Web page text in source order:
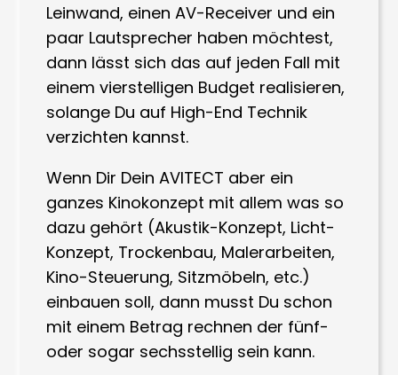
Leinwand, einen AV-Receiver und ein
paar Lautsprecher haben möchtest,
dann lässt sich das auf jeden Fall mit
einem vierstelligen Budget realisieren,
solange Du auf High-End Technik
verzichten kannst.
Wenn Dir Dein AVITECT aber ein
ganzes Kinokonzept mit allem was so
dazu gehört (Akustik-Konzept, Licht-
Konzept, Trockenbau, Malerarbeiten,
Kino-Steuerung, Sitzmöbeln, etc.)
einbauen soll, dann musst Du schon
mit einem Betrag rechnen der fünf-
oder sogar sechsstellig sein kann.